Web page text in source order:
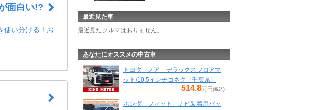
面白い!?
使い分ける！お
最近見た車
最近見たクルマはありません。
あなたにオススメの中古車
トヨタ ノア デラックスフロアマ
ット/10.5インチコネク（千葉県）
514.8万円(税込)
ホンダ フィット ナビ装着用パッ